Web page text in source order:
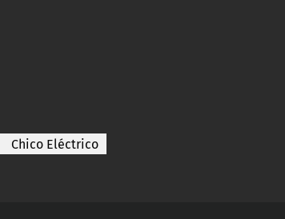
Chico Eléctrico